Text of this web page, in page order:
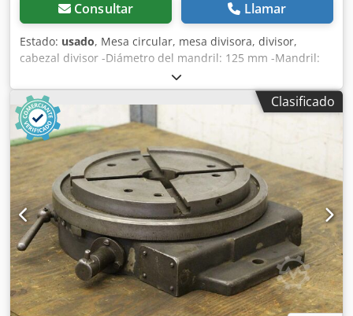
Consultar Llamar
Estado: usado, Mesa circular, mesa divisora, divisor,
cabezal divisor -Diámetro del mandril: 125 mm -Mandril:
Röhm -Número de divisiones: 12 -Altura: 300 mm -
Dimensiones: 170/170/A300 mm -Peso: 19 kg Chedoddk H
Ajpfx Ag Dja
Clasificado